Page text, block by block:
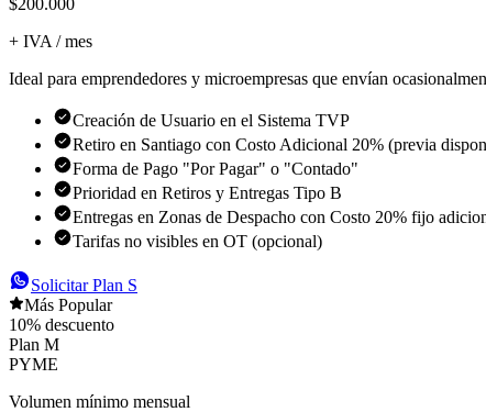
+ IVA / mes
Ideal para emprendedores y microempresas que envían
Creación de Usuario en el Sistema TVP
Retiro en Santiago con Costo Adicional 20% (previa
Forma de Pago "Por Pagar" o "Contado"
Prioridad en Retiros y Entregas Tipo B
Entregas en Zonas de Despacho con Costo 20% fijo
Tarifas no visibles en OT (opcional)
SolicitarPlan S
Más Popular
10% descuento
Plan M
PYME
Volumen mínimo mensual